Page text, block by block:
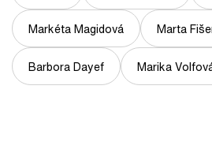
Markéta Magidová Marta
Barbora Dayef Marika